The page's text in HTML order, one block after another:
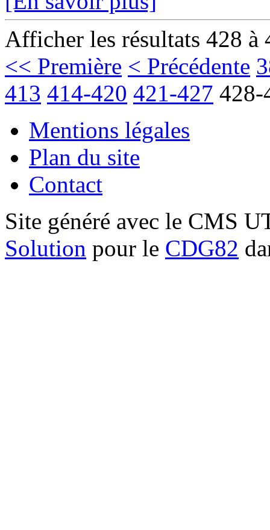
Afficher les résultats 428 à
<< Première < Précédente
413 414-420 421-427 428-
Mentions légales
Plan du site
Contact
Site généré avec le CMS
Solution pour le CDG82